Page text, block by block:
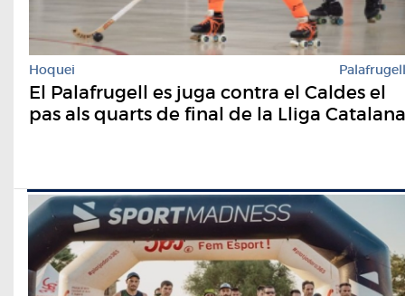
Hoquei Palafrugell
El Palafrugell es juga contra el Caldes el
pas als quarts de final de la Lliga Catalana